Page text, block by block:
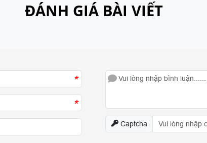
ĐÁNH GIÁ BÀI VIẾT
*
*
Captcha